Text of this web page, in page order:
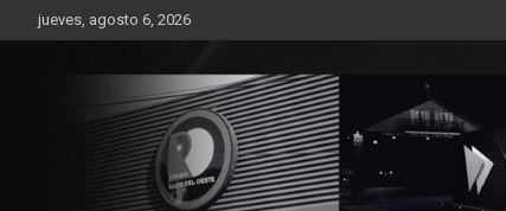
Saltar
al
jueves, agosto 6, 2026